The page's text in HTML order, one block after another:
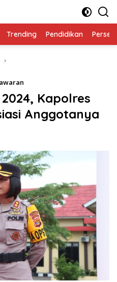
Trending Pendidikan
Kapolres
Anggotanya